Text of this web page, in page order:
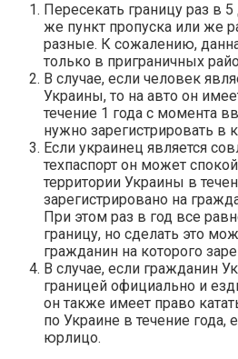
Пересекать границу раз в
же пункт пропуска или же
разные. К сожалению,
только в приграничных
В случае, если человек
Украины, то на авто он
течение 1 года с момента
нужно зарегистрировать в
Если украинец является
техпаспорт он может
территории Украины в
зарегистрировано на
При этом раз в год все
границу, но сделать это
гражданин на которого
В случае, если гражданин
границей официально и
он также имеет право
по Украине в течение года,
юрлицо.